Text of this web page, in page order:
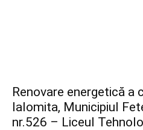
Renovare energetică a
Ialomita, Municipiul
nr.526 – Liceul